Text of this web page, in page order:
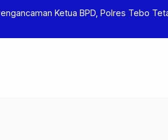
Ketua BPD, Polres Tebo